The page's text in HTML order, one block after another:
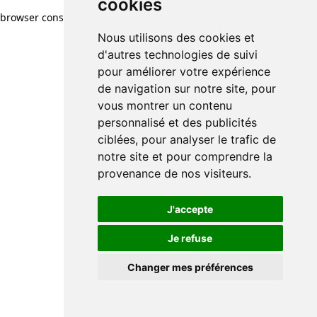
cookies
Nous utilisons des cookies et
d'autres technologies de suivi
pour améliorer votre expérience
de navigation sur notre site, pour
vous montrer un contenu
personnalisé et des publicités
ciblées, pour analyser le trafic de
notre site et pour comprendre la
provenance de nos visiteurs.
J'accepte
Je refuse
Changer mes préférences
browser console for more information)